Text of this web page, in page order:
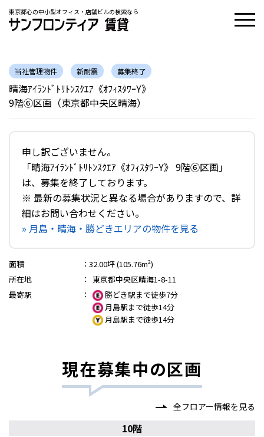
東京都心の中小型オフィス・店舗ビルの検索なら
当社管理物件 新耐震 募集終了
晴海ｱｲﾗﾝﾄﾞﾄﾘﾄﾝｽｸｴｱ《ｵﾌｨｽﾀﾜｰY》
9階⑥区画（東京都中央区晴海）
申し訳ございません。
「晴海ｱｲﾗﾝﾄﾞﾄﾘﾄﾝｽｸｴｱ《ｵﾌｨｽﾀﾜｰY》 9階⑥区画」
は、募集を終了しております。
※ 最新の募集状況と異なる場合がありますので、詳
細はお問い合わせください。
» 月島・晴海・勝どきエリアの物件を見る
面積 ： 32.00坪 (105.76m²)
所在地
：
東京都中央区晴海1-8-11
最寄駅
：
勝どき駅まで徒歩7分
月島駅まで徒歩14分
月島駅まで徒歩14分
現在募集中の区画
全フロアー情報を見る
10階